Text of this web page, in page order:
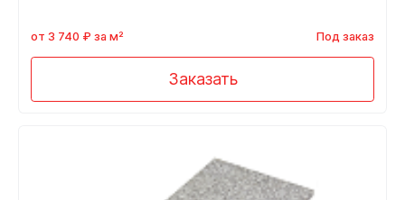
от 3 740 ₽ за м² Под заказ
Заказать